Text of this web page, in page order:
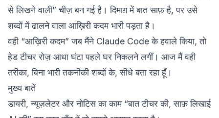
से लिखने वाली” चीज़ बन गई है। दिमाग़ में बात साफ़ है, पर उसे
शब्दों में ढालने वाला आख़िरी कदम भारी पड़ता है।
वही “आख़िरी कदम” जब मैंने Claude Code के हवाले किया, तो
हेड टीचर रोज़ आधा घंटा पहले घर निकलने लगीं। आज मैं वही
तरीका, बिना भारी तकनीकी शब्दों के, सीधे बता रहा हूँ।
मुख्य बातें
डायरी, न्यूज़लेटर और नोटिस का काम “बात टीचर की, साफ़ लिखाई